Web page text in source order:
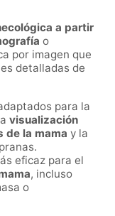
a partir
o
por imagen que
detalladas de
para la
visualización
de la mama y la
eficaz para el
, incluso
o